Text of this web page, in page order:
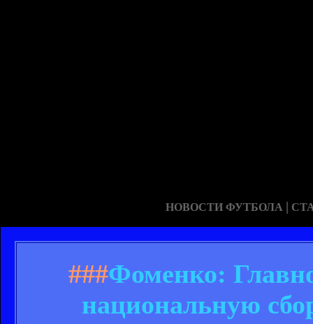
НОВОСТИ ФУТБОЛА |
###Фоменко:
национальную